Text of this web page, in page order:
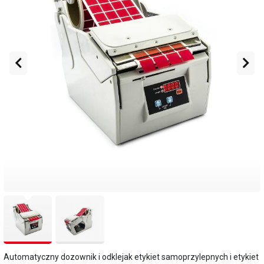
Automatyczny dozownik i odklejak etykiet samoprzylepnych i etykiet